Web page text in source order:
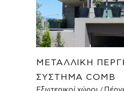
ΜΕΤΑΛΛΙΚΉ
ΣΎΣΤΗΜΑ COMB